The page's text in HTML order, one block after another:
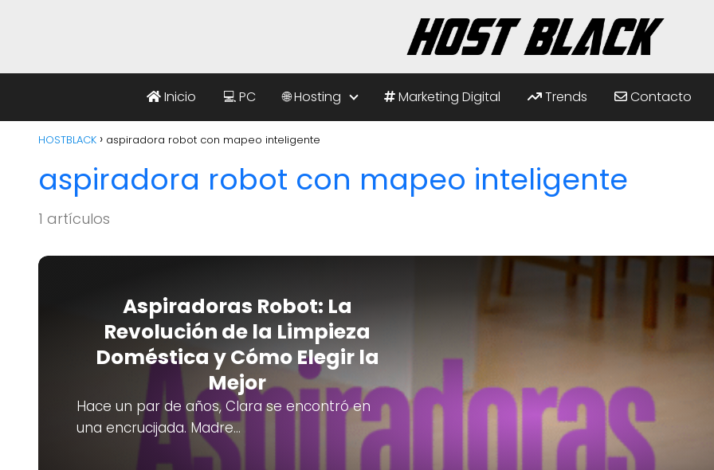
Inicio 💻 PC 🌐 Hosting Marketing Digital Trends Contacto
HOSTBLACK aspiradora robot con mapeo inteligente
aspiradora robot con mapeo inteligente
1 artículos
Aspiradoras Robot: La
Revolución de la Limpieza
Doméstica y Cómo Elegir la
Mejor
Hace un par de años, Clara se encontró en
una encrucijada. Madre…